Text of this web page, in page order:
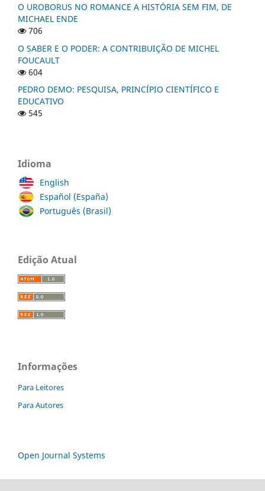
O UROBORUS NO ROMANCE A HISTÓRIA SEM FIM, DE
MICHAEL ENDE
706
O SABER E O PODER: A CONTRIBUIÇÃO DE MICHEL
FOUCAULT
604
PEDRO DEMO: PESQUISA, PRINCÍPIO CIENTÍFICO E
EDUCATIVO
545
Idioma
English
Español (España)
Português (Brasil)
Edição Atual
Informações
Para Leitores
Para Autores
Open Journal Systems